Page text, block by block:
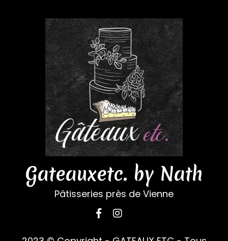
Gateauxetc. by Nath
Pâtisseries près de Vienne